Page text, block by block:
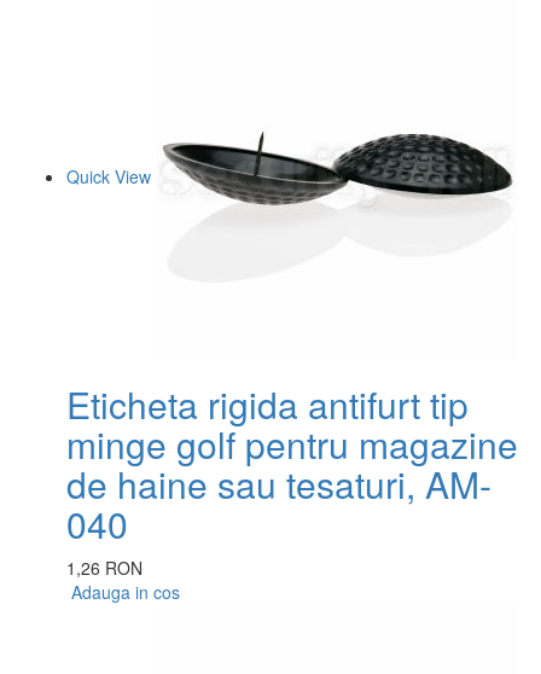
Quick View
Eticheta rigida antifurt tip
minge golf pentru magazine
de haine sau tesaturi, AM-
040
1,26 RON
Adauga in cos